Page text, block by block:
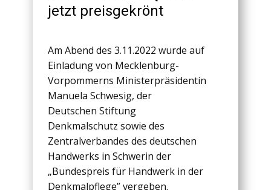
jetzt preisgekrönt
Am Abend des 3.11.2022 wurde auf
Einladung von Mecklenburg-
Vorpommerns Ministerpräsidentin
Manuela Schwesig, der
Deutschen Stiftung
Denkmalschutz sowie des
Zentralverbandes des deutschen
Handwerks in Schwerin der
„Bundespreis für Handwerk in der
Denkmalpflege” vergeben.